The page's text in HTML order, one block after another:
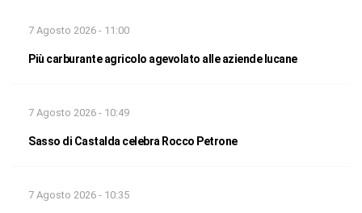
7 Agosto 2026 - 11:00
Più carburante agricolo agevolato alle aziende lucane
7 Agosto 2026 - 10:49
Sasso di Castalda celebra Rocco Petrone
7 Agosto 2026 - 10:35